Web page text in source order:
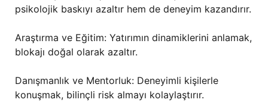
psikolojik baskıyı azaltır hem de deneyim kazandırır.
Araştırma ve Eğitim: Yatırımın dinamiklerini anlamak,
blokajı doğal olarak azaltır.
Danışmanlık ve Mentorluk: Deneyimli kişilerle
konuşmak, bilinçli risk almayı kolaylaştırır.